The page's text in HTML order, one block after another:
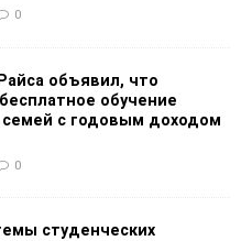
0
объявил, что
обучение
семей с годовым доходом
0
студенческих